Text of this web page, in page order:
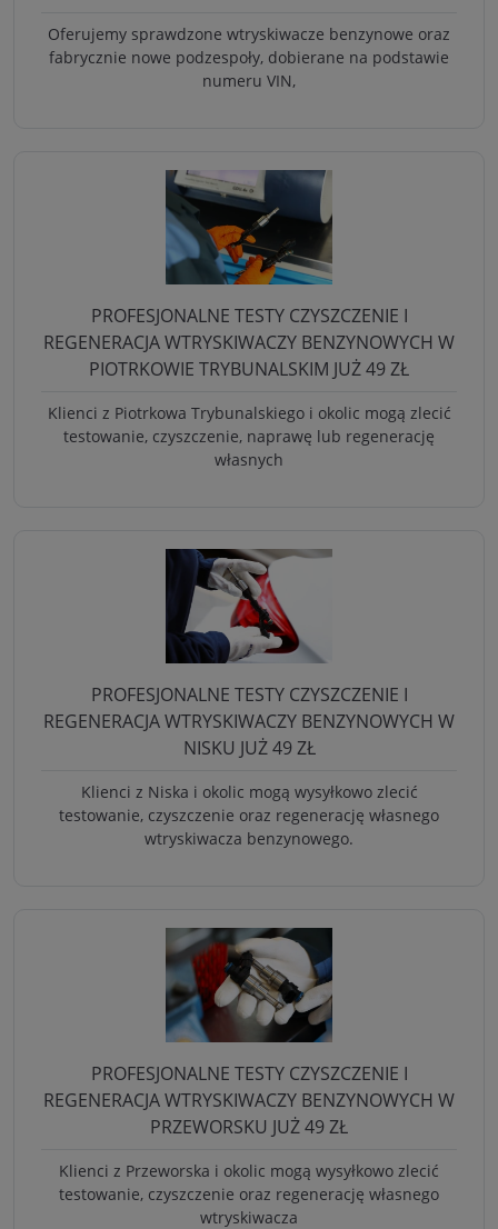
Oferujemy sprawdzone wtryskiwacze benzynowe oraz
fabrycznie nowe podzespoły, dobierane na podstawie
numeru VIN,
PROFESJONALNE TESTY CZYSZCZENIE I
REGENERACJA WTRYSKIWACZY BENZYNOWYCH W
PIOTRKOWIE TRYBUNALSKIM JUŻ 49 ZŁ
Klienci z Piotrkowa Trybunalskiego i okolic mogą zlecić
testowanie, czyszczenie, naprawę lub regenerację
własnych
PROFESJONALNE TESTY CZYSZCZENIE I
REGENERACJA WTRYSKIWACZY BENZYNOWYCH W
NISKU JUŻ 49 ZŁ
Klienci z Niska i okolic mogą wysyłkowo zlecić
testowanie, czyszczenie oraz regenerację własnego
wtryskiwacza benzynowego.
PROFESJONALNE TESTY CZYSZCZENIE I
REGENERACJA WTRYSKIWACZY BENZYNOWYCH W
PRZEWORSKU JUŻ 49 ZŁ
Klienci z Przeworska i okolic mogą wysyłkowo zlecić
testowanie, czyszczenie oraz regenerację własnego
wtryskiwacza